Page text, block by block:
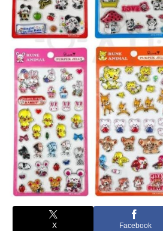
X Facebook